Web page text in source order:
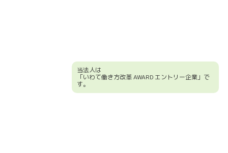
当法人は
「いわて働き方改革 AWARD エントリー企業」で
す。